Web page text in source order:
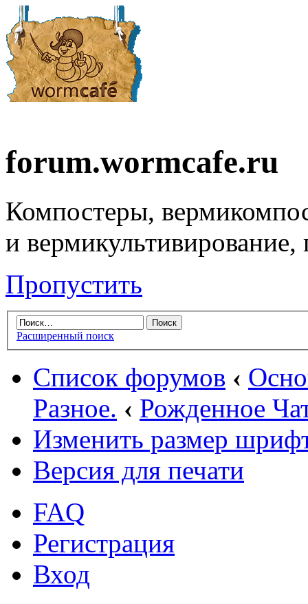
forum.wormcafe.ru
Компостеры,
и
Пропустить
Расширенный поиск
Список форумов ‹
Разное. ‹ Рожденное
Изменить размер
Версия для печати
FAQ
Регистрация
Вход